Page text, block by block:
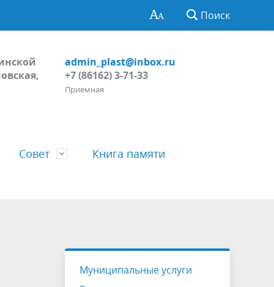
Поиск
admin_plast@inbox.ru
+7 (86162) 3-71-33
Приемная
Пожарная безопасность, ГО и ЧС
Проекты
Публичные слушания
Совет
Решения Совета
Книга памяти
Муниципальные услуги